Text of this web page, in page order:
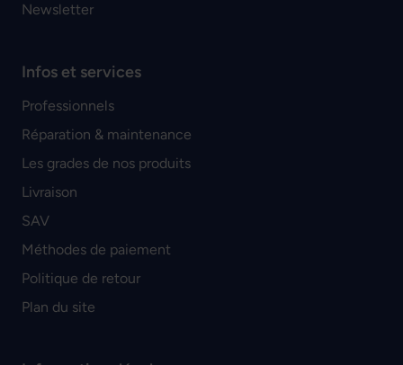
Newsletter
Infos et services
Professionnels
Réparation & maintenance
Les grades de nos produits
Livraison
SAV
Méthodes de paiement
Politique de retour
Plan du site